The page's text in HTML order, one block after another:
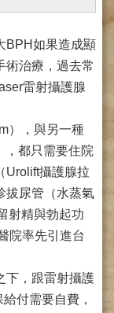
如果造成顯
術治療，過去常
雷射攝護腺
），與另一種
，都只需要住院
Urolift攝護腺拉
拔尿管（水蒸氣
射精與勃起功
院率先引進台
下，跟雷射攝護
付需要自費，